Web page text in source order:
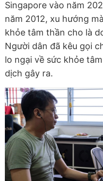
Singapore vào năm
năm 2012, xu hướng
khỏe tâm thần cho là
Người dân đã kêu gọi
lo ngại về sức khỏe
dịch gây ra.